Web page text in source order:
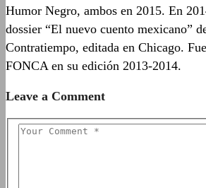
Humor Negro, ambos en 2015. En
dossier “El nuevo cuento mexicano”
Contratiempo, editada en Chicago.
FONCA en su edición 2013-2014.
Leave a Comment